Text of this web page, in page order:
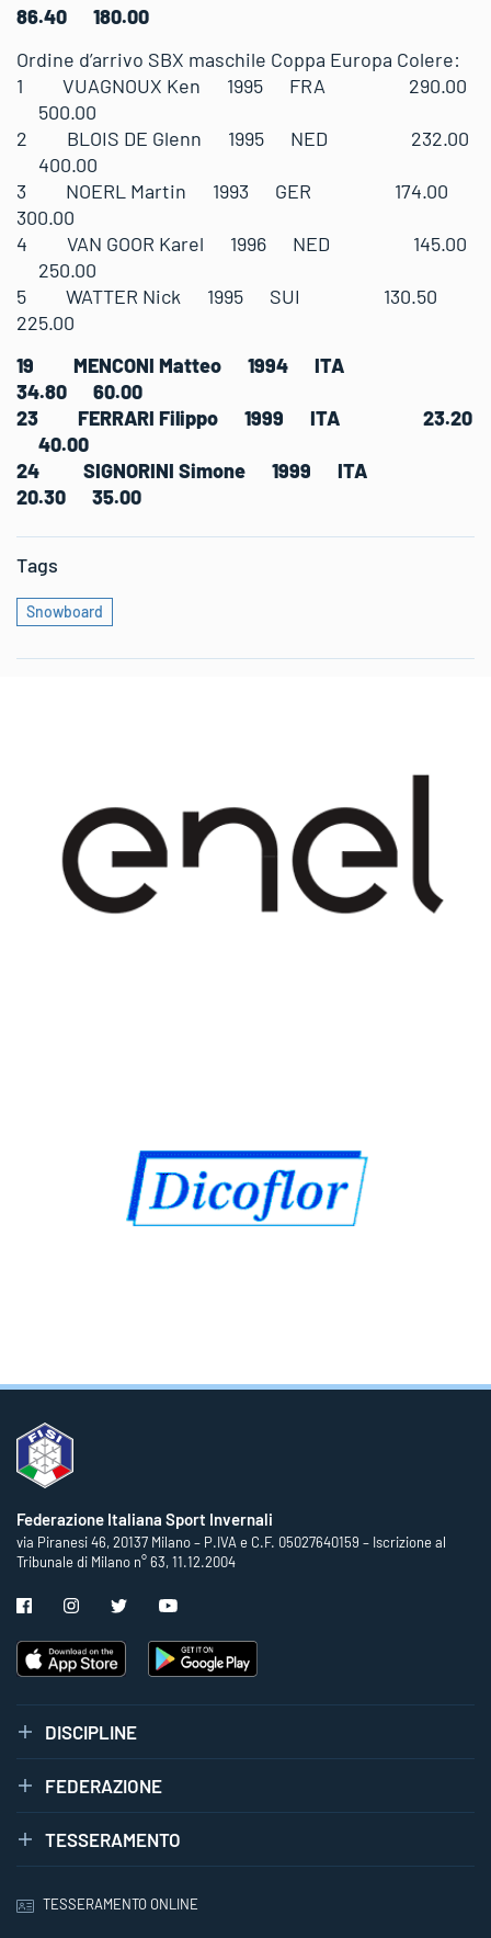
86.40 180.00
Ordine d’arrivo SBX maschile Coppa Europa Colere:
1 VUAGNOUX Ken 1995 FRA 290.00
500.00
2 BLOIS DE Glenn 1995 NED 232.00
400.00
3 NOERL Martin 1993 GER 174.00
300.00
4 VAN GOOR Karel 1996 NED 145.00
250.00
5 WATTER Nick 1995 SUI 130.50
225.00
19 MENCONI Matteo 1994 ITA
34.80 60.00
23 FERRARI Filippo 1999 ITA 23.20
40.00
24 SIGNORINI Simone 1999 ITA
20.30 35.00
Tags
Snowboard
Federazione Italiana Sport Invernali
via Piranesi 46, 20137 Milano – P.IVA e C.F. 05027640159 – Iscrizione al
Tribunale di Milano n° 63, 11.12.2004
DISCIPLINE
FEDERAZIONE
TESSERAMENTO
TESSERAMENTO ONLINE